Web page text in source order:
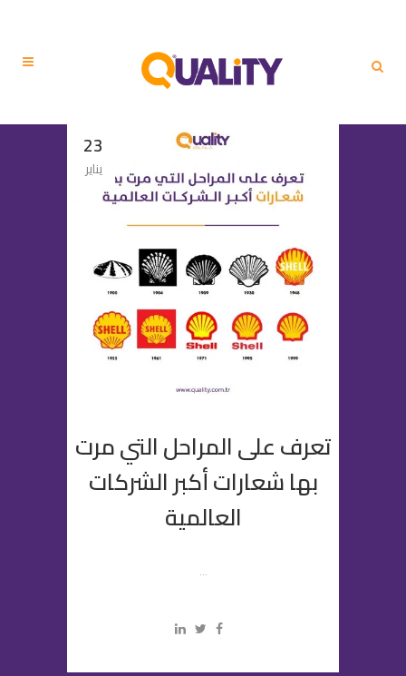
23
يناير
تعرف على المراحل التي مرت
بها شعارات أكبر الشركات
العالمية
...